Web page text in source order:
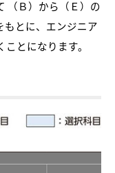
（Ｂ）から（Ｅ）の
もとに、エンジニア
とになります。